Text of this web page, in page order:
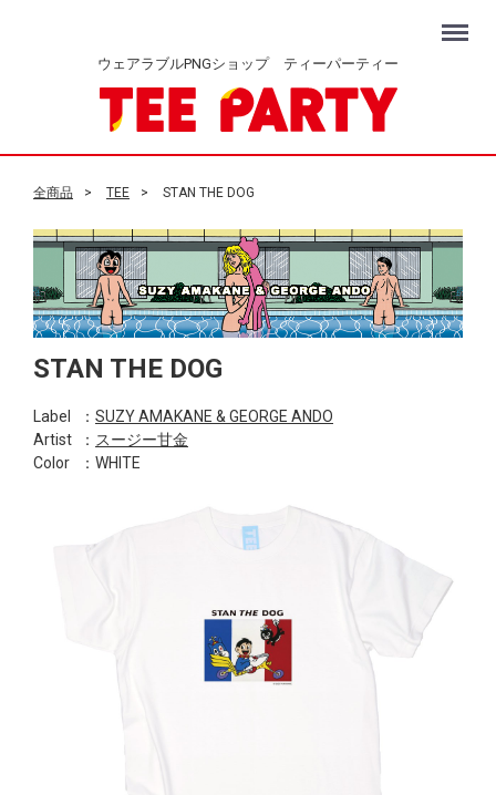
ウェアラブルPNGショップ ティーパーティー
Menu
全商品 TEE STAN THE DOG
STAN THE DOG
Label ： SUZY AMAKANE & GEORGE ANDO
Artist
： スージー甘金
Color
：WHITE